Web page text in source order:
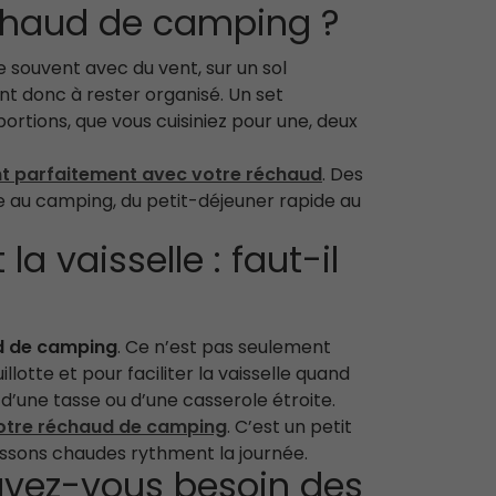
de camping ?
souvent avec du vent, sur un sol
donc à rester organisé. Un set
que vous cuisiniez pour une, deux
parfaitement avec votre réchaud. Des
camping, du petit-déjeuner rapide au
la vaisselle : faut-il
de camping. Ce n’est pas seulement
et pour faciliter la vaisselle quand
tasse ou d’une casserole étroite.
réchaud de camping. C’est un petit
chaudes rythment la journée.